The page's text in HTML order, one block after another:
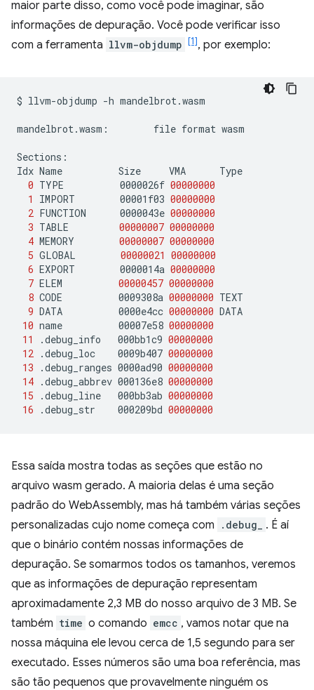
maior parte disso, como você pode imaginar, são
informações de depuração. Você pode verificar isso
com a ferramenta llvm-objdump [1], por exemplo:
$ llvm-objdump -h mandelbrot.wasm
mandelbrot.wasm: file format wasm
Sections:
Idx Name Size VMA
0 TYPE 0000026f 00000000
1
IMPORT 00001f03 00000000
2 FUNCTION 0000043e 00000000
3 TABLE 00000007 00000000
4 MEMORY 00000007 00000000
5 GLOBAL 00000021 00000000
6 EXPORT 0000014a 00000000
7 ELEM 00000457 00000000
8 CODE 0009308a 00000000
9 DATA 0000e4cc 00000000
10 name 00007e58 00000000
11
.debug_info 000bb1c9 00000000
12 .debug_loc 0009b407 00000000
13
.debug_ranges 0000ad90 00000000
14 .debug_abbrev 000136e8 00000000
15
.debug_line 000bb3ab 00000000
16
.debug_str 000209bd 00000000
Essa saída mostra todas as seções que estão no
arquivo wasm gerado. A maioria delas é uma seção
padrão do WebAssembly, mas há também várias seções
personalizadas cujo nome começa com
.debug_
. É aí
que o binário contém nossas informações de
depuração. Se somarmos todos os tamanhos, veremos
que as informações de depuração representam
aproximadamente 2,3 MB do nosso arquivo de 3 MB. Se
também time o comando emcc , vamos notar que na
nossa máquina ele levou cerca de 1,5 segundo para ser
executado. Esses números são uma boa referência, mas
são tão pequenos que provavelmente ninguém os